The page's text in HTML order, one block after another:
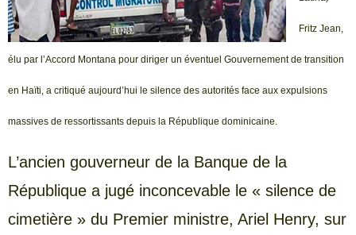
Fritz Jean,
élu par l’Accord Montana pour diriger un éventuel Gouvernement de transition
en Haïti, a critiqué aujourd’hui le silence des autorités face aux expulsions
massives de ressortissants depuis la République dominicaine.
L’ancien gouverneur de la Banque de la
République a jugé inconcevable le « silence de
cimetière » du Premier ministre, Ariel Henry, sur